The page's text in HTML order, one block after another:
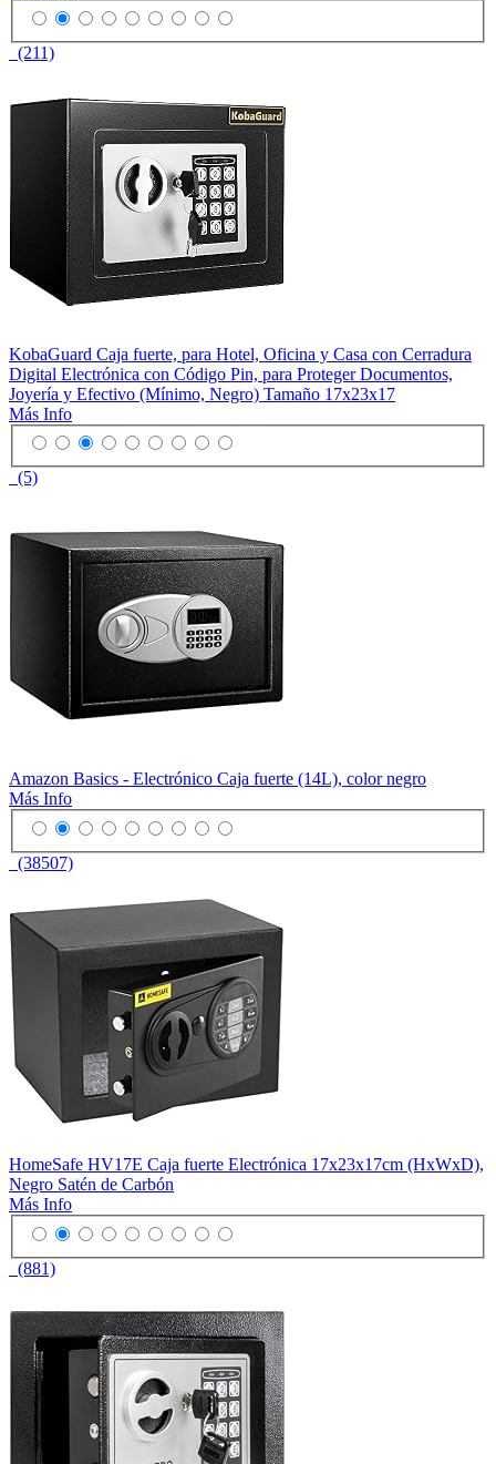
(211)
KobaGuard Caja fuerte, para Hotel, Oficina y Casa con Cerradura
Digital Electrónica con Código Pin, para Proteger Documentos,
Joyería y Efectivo (Mínimo, Negro) Tamaño 17x23x17
Más Info
(5)
Amazon Basics - Electrónico Caja fuerte (14L), color negro
Más Info
(38507)
HomeSafe HV17E Caja fuerte Electrónica 17x23x17cm (HxWxD),
Negro Satén de Carbón
Más Info
(881)